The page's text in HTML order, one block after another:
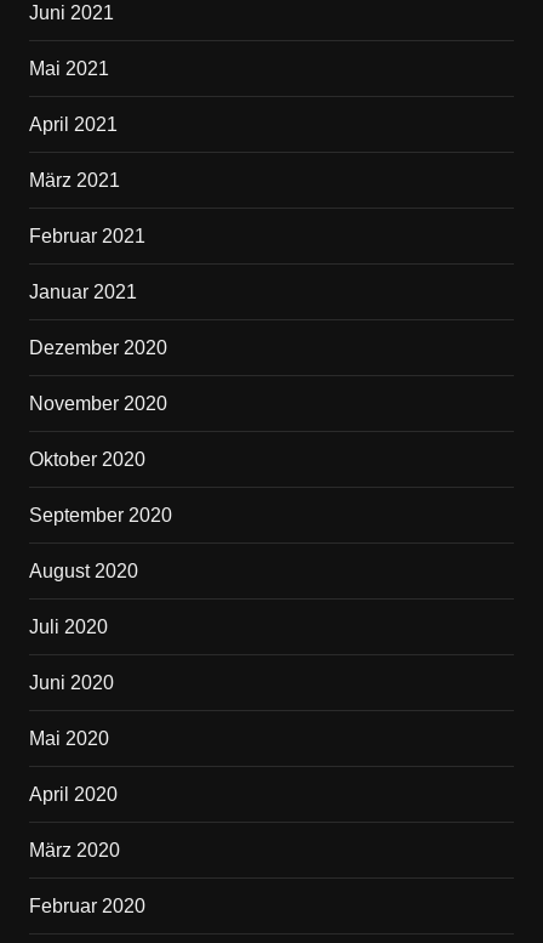
Juni 2021
Mai 2021
April 2021
März 2021
Februar 2021
Januar 2021
Dezember 2020
November 2020
Oktober 2020
September 2020
August 2020
Juli 2020
Juni 2020
Mai 2020
April 2020
März 2020
Februar 2020